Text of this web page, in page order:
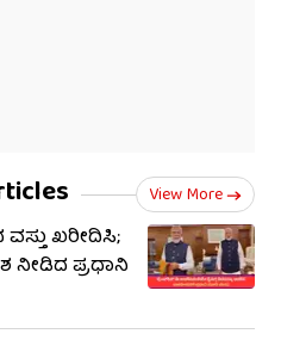
View More
ವಸ್ತು ಖರೀದಿಸಿ;
ನೀಡಿದ ಪ್ರಧಾನಿ